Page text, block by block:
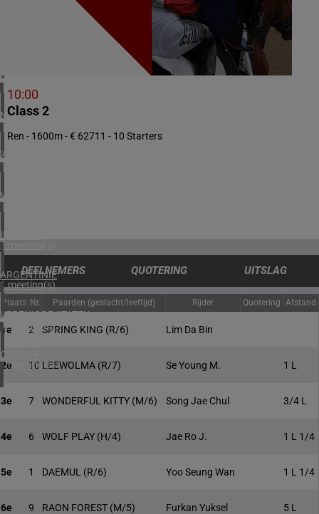
DENEMARKEN
1 meeting(s)
NOORWEGEN
1 meeting(s)
ZUID-AFRIKA
1 meeting(s)
VERENIGD KONINKRIJK
2 meeting(s)
IERLAND
1 meeting(s)
ARGENTINIË
1 meeting(s)
VERENIGDE STATEN
4 meeting(s)
CANADA
1 meeting(s)
10:00
Class 2
Ren - 1600m - € 62711 - 10 Starters
DEELNEMERS QUOTERING UITSLAG
Plaats Nr. Paarden (geslacht/leeftijd) Rijder Quotering Afstand
1e 2 SPRING KING (R/6) Lim Da Bin
2e 10 LEEWOLMA (R/7) Se Young M. 1 L
3e 7 WONDERFUL KITTY (M/6) Song Jae Chul 3/4 L
4e 6 WOLF PLAY (H/4) Jae Ro J. 1 L 1/4
5e 1 DAEMUL (R/6) Yoo Seung Wan 1 L 1/4
6e 9 RAON FOREST (M/5) Furkan Yuksel 5 L